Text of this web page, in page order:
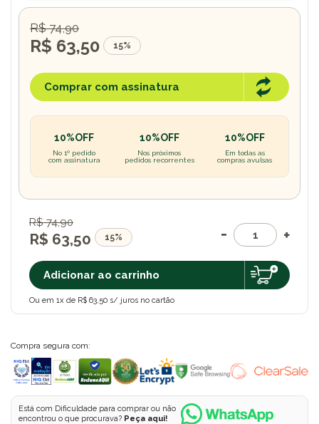
R$ 74,90
R$ 63,50 15%
Adicionar ao carrinho
Ou em 1x de R$ 63,50 s/ juros no cartão
R$ 74,90
R$ 63,50 15%
Comprar com assinatura
10%OFF
No 1º pedido
com assinatura
10%OFF
Nos próximos
pedidos recorrentes
10%OFF
Em todas as
compras avulsas
Compra segura com:
Está com Dificuldade para comprar ou não
encontrou o que procurava? Peça aqui!